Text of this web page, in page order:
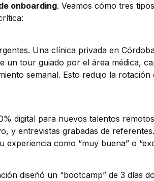
onboarding. Veamos cómo tres
Una clínica privada en
un tour guiado por el área médica,
semanal. Esto redujo la
digital para nuevos talentos
y entrevistas grabadas de
como “muy buena” o
diseñó un “bootcamp” de 3 días